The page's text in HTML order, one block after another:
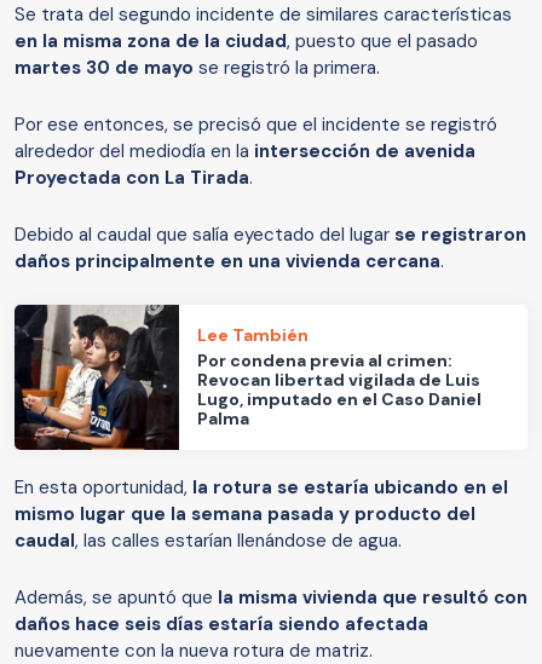
Se trata del segundo incidente de similares características
en la misma zona de la ciudad, puesto que el pasado
martes 30 de mayo se registró la primera.
Por ese entonces, se precisó que el incidente se registró
alrededor del mediodía en la intersección de avenida
Proyectada con La Tirada.
Debido al caudal que salía eyectado del lugar se registraron
daños principalmente en una vivienda cercana.
Lee También
Por condena previa al crimen:
Revocan libertad vigilada de Luis
Lugo, imputado en el Caso Daniel
Palma
En esta oportunidad, la rotura se estaría ubicando en el
mismo lugar que la semana pasada y producto del
caudal, las calles estarían llenándose de agua.
Además, se apuntó que la misma vivienda que resultó con
daños hace seis días estaría siendo afectada
nuevamente con la nueva rotura de matriz.